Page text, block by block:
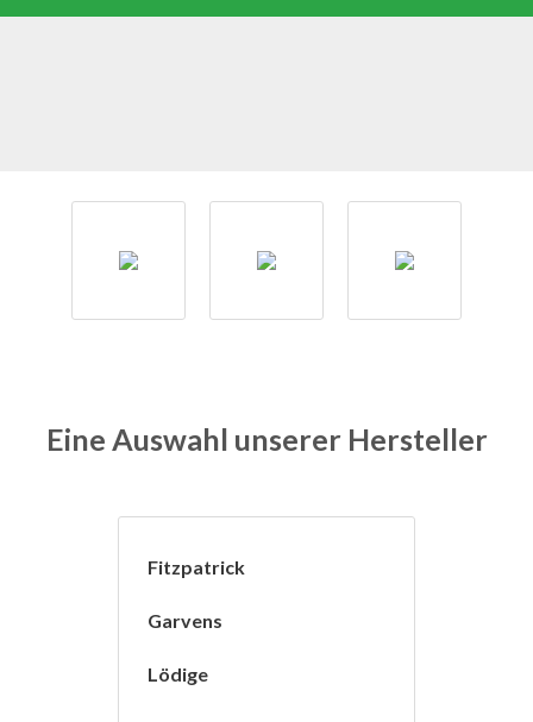
Eine Auswahl unserer Hersteller
Fitzpatrick
Garvens
Lödige